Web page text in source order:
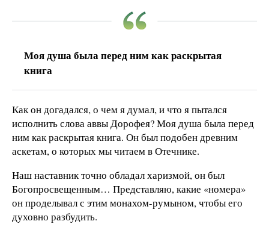
Моя душа была перед ним как раскрытая
книга
Как он догадался, о чем я думал, и что я пытался
исполнить слова аввы Дорофея? Моя душа была перед
ним как раскрытая книга. Он был подобен древним
аскетам, о которых мы читаем в Отечнике.
Наш наставник точно обладал харизмой, он был
Богопросвещенным… Представляю, какие «номера»
он проделывал с этим монахом-румыном, чтобы его
духовно разбудить.